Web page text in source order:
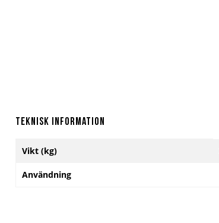
Teknisk information
information
Vikt (kg)
Användning